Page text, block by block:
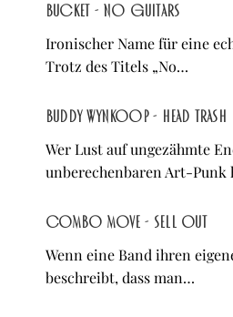
Bucket - No Guitars
Ironischer Name für eine
Trotz des Titels „No…
Buddy Wynkoop - Head Trash
Wer Lust auf ungezähmte
unberechenbaren Art-Punk
Combo Move - Sell Out
Wenn eine Band ihren
beschreibt, dass man…